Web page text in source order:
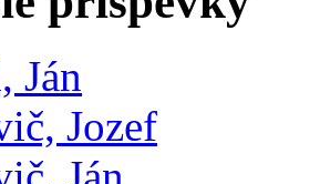
Ján
Jozef